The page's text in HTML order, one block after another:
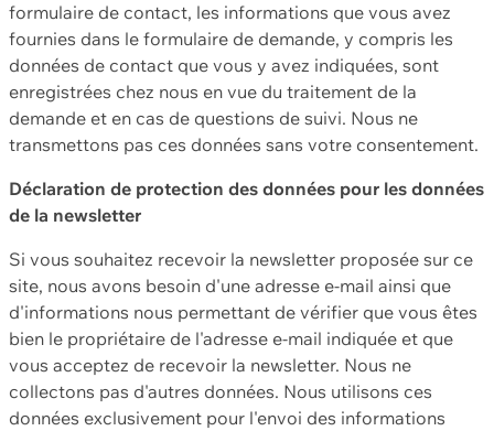
formulaire de contact, les informations que vous avez
fournies dans le formulaire de demande, y compris les
données de contact que vous y avez indiquées, sont
enregistrées chez nous en vue du traitement de la
demande et en cas de questions de suivi. Nous ne
transmettons pas ces données sans votre consentement.
Déclaration de protection des données pour les données
de la newsletter
Si vous souhaitez recevoir la newsletter proposée sur ce
site, nous avons besoin d'une adresse e-mail ainsi que
d'informations nous permettant de vérifier que vous êtes
bien le propriétaire de l'adresse e-mail indiquée et que
vous acceptez de recevoir la newsletter. Nous ne
collectons pas d'autres données. Nous utilisons ces
données exclusivement pour l'envoi des informations